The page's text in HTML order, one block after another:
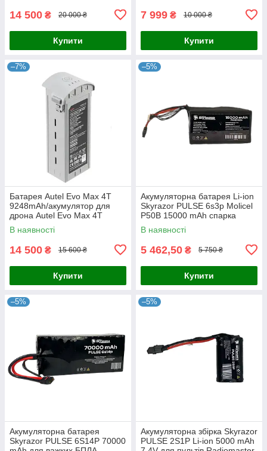
14 500 ₴ 20 000 ₴
Купити
7 999 ₴ 10 000 ₴
Купити
–7%
Батарея Autel Evo Max 4T
9248mAh/акумулятор для
дрона Autel Evo Max 4T
В наявності
14 500 ₴ 15 600 ₴
Купити
–5%
Акумуляторна батарея Li-ion
Skyrazor PULSE 6s3p Molicel
P50B 15000 mAh спарка
INR21700
В наявності
5 462,50 ₴ 5 750 ₴
Купити
–5%
Акумуляторна батарея
Skyrazor PULSE 6S14P 70000
–5%
Акумуляторна збірка Skyrazor
PULSE 2S1P Li-ion 5000 mAh